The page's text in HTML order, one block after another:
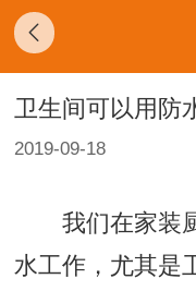
卫生间可以用防
2019-09-18
我们在家装厨
水工作，尤其是